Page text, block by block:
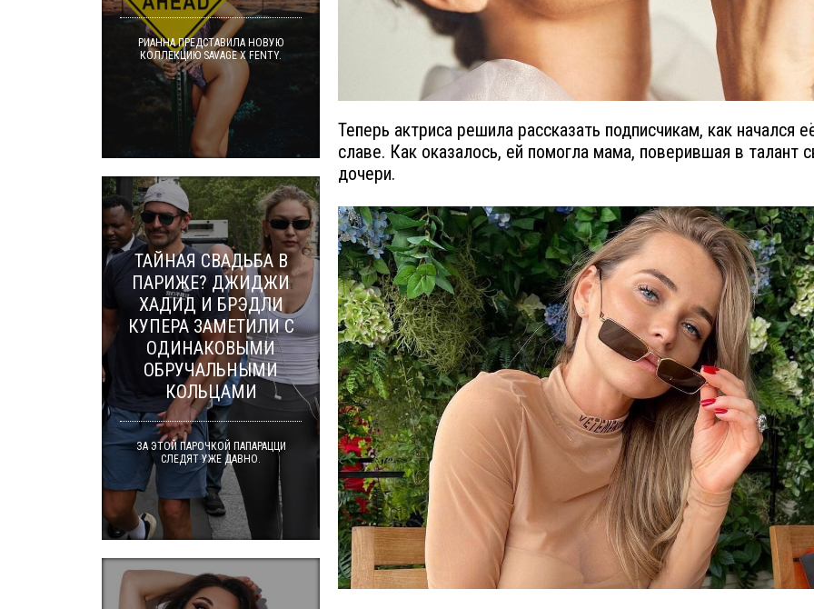
Теперь актриса решила рассказать подписчикам, как начался
славе. Как оказалось, ей помогла мама, поверившая в талант
дочери.
РИАННА ПРЕДСТАВИЛА НОВУЮ
КОЛЛЕКЦИЮ SAVAGE X FENTY.
ТАЙНАЯ СВАДЬБА В
ПАРИЖЕ? ДЖИДЖИ
ХАДИД И БРЭДЛИ
КУПЕРА ЗАМЕТИЛИ С
ОДИНАКОВЫМИ
ОБРУЧАЛЬНЫМИ
КОЛЬЦАМИ
ЗА ЭТОЙ ПАРОЧКОЙ ПАПАРАЦЦИ
СЛЕДЯТ УЖЕ ДАВНО.